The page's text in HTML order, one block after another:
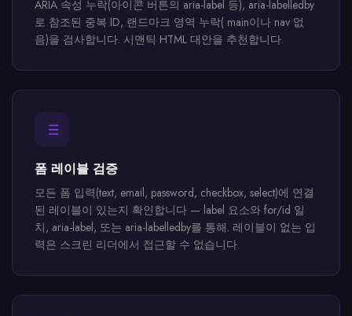
ARIA 속성 누락(아이콘 버튼의 aria-label 등), aria-labelledby
로 참조된 중복 ID, 랜드마크 영역 누락( main이나 nav 없
음)을 검사합니다. 시맨틱 HTML 대안을 추천합니다.
폼 레이블 검증
모든 폼 입력(text, email, password, checkbox, select)에 연결
된 레이블이 있는지 확인합니다 — label 요소와 for/id 일
치, aria-label, 또는 aria-labelledby를 통해. 레이블이 없는 입
력은 스크린 리더에서 접근할 수 없습니다.